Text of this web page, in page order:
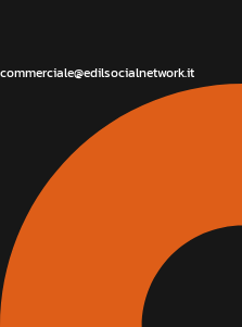
commerciale@edilsocialnetwork.it